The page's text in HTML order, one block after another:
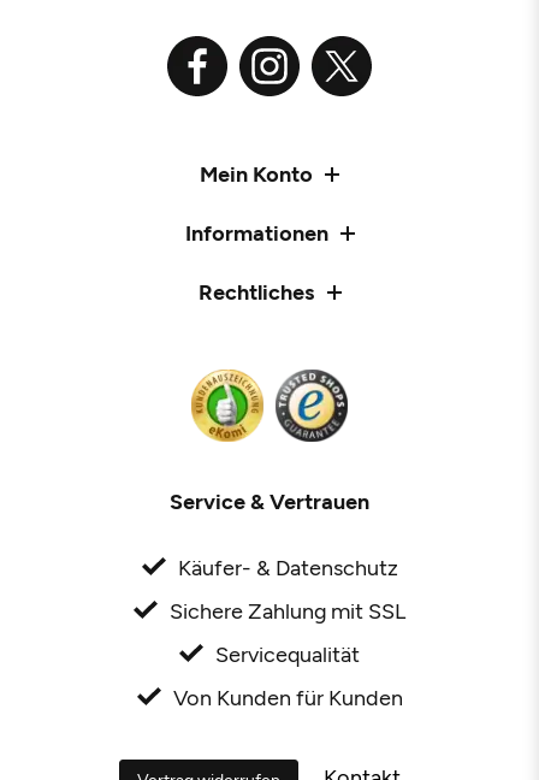
Mein Konto
Informationen
Rechtliches
Service & Vertrauen
Käufer- & Datenschutz
Sichere Zahlung mit SSL
Servicequalität
Von Kunden für Kunden